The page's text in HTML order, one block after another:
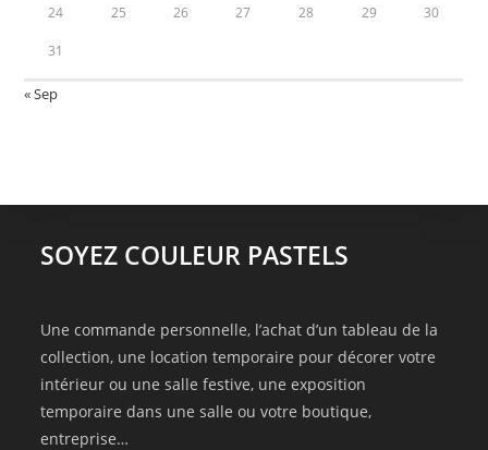
24 25 26 27 28 29 30
31
« Sep
SOYEZ COULEUR PASTELS
Une commande personnelle, l’achat d’un tableau de la
collection, une location temporaire pour décorer votre
intérieur ou une salle festive, une exposition
temporaire dans une salle ou votre boutique,
entreprise…